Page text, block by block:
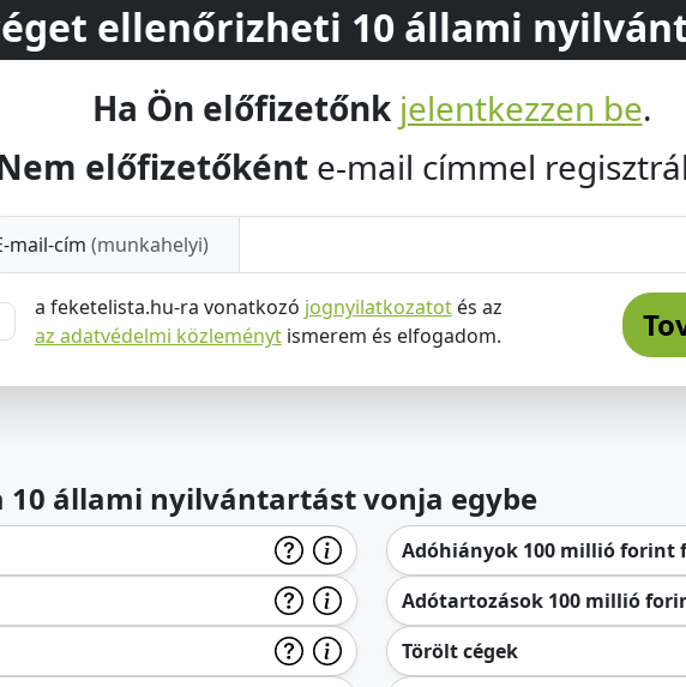
ellenőrizheti 10 állami
Ha Ön előfizetőnk jelentkezzen be.
előfizetőként e-mail címmel
mail-cím (munkahelyi)
a feketelista.hu-ra vonatkozó jognyilatkozatotés az
az adatvédelmi közleménytismerem és elfogadom.
10 állami nyilvántartást vonja egybe
Adóhiányok 100 millió forint
Adótartozások 100 millió
Törölt cégek